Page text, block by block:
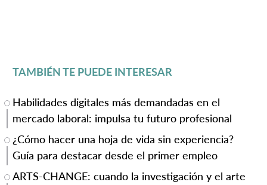
TAMBIÉN TE PUEDE INTERESAR
Habilidades digitales más demandadas en el
mercado laboral: impulsa tu futuro profesional
¿Cómo hacer una hoja de vida sin experiencia?
Guía para destacar desde el primer empleo
ARTS-CHANGE: cuando la investigación y el arte